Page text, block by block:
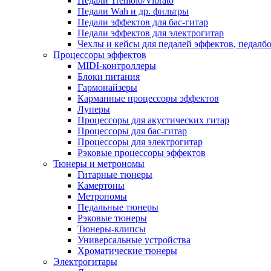
Педали Wah и др. фильтры
Педали эффектов для бас-гитар
Педали эффектов для электрогитар
Чехлы и кейсы для педалей эффектов,
Процессоры эффектов
MIDI-контроллеры
Блоки питания
Гармонайзеры
Карманные процессоры эффектов
Луперы
Процессоры для акустических гитар
Процессоры для бас-гитар
Процессоры для электрогитар
Рэковые процессоры эффектов
Тюнеры и метрономы
Гитарные тюнеры
Камертоны
Метрономы
Педальные тюнеры
Рэковые тюнеры
Тюнеры-клипсы
Универсальные устройства
Хроматические тюнеры
Электрогитары